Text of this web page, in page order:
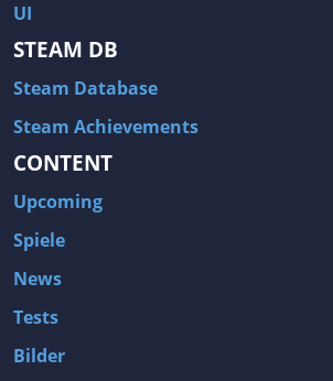
UI
STEAM DB
Steam Database
Steam Achievements
CONTENT
Upcoming
Spiele
News
Tests
Bilder